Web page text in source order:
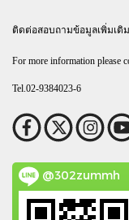
ติดต่อสอบถามข้อมูลเพิ่มเติม
For more information please
Tel.02-9384023-6
@302zummh